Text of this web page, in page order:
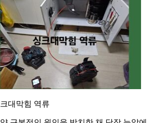
대막힘 역류